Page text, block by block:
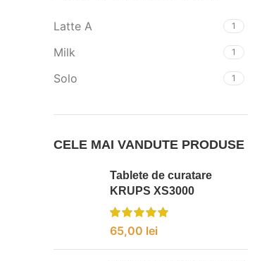
Latte A 1
Milk 1
Solo 1
CELE MAI VANDUTE PRODUSE
Tablete de curatare
KRUPS XS3000
65,00 lei